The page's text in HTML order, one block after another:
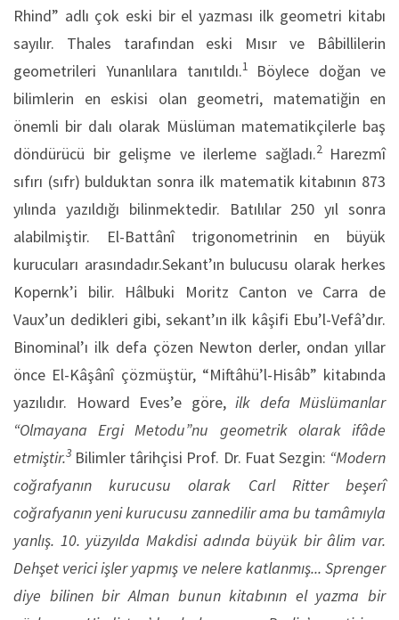
Rhind” adlı çok eski bir el yazması ilk geometri kitabı
sayılır. Thales tarafından eski Mısır ve Bâbillilerin
geometrileri Yunanlılara tanıtıldı.1 Böylece doğan ve
bilimlerin en eskisi olan geometri, matematiğin en
önemli bir dalı olarak Müslüman matematikçilerle baş
döndürücü bir gelişme ve ilerleme sağladı.2 Harezmî
sıfırı (sıfr) bulduktan sonra ilk matematik kitabının 873
yılında yazıldığı bilinmektedir. Batılılar 250 yıl sonra
alabilmiştir. El-Battânî trigonometrinin en büyük
kurucuları arasındadır.Sekant’ın bulucusu olarak herkes
Kopernk’i bilir. Hâlbuki Moritz Canton ve Carra de
Vaux’un dedikleri gibi, sekant’ın ilk kâşifi Ebu’l-Vefâ’dır.
Binominal’ı ilk defa çözen Newton derler, ondan yıllar
önce El-Kâşânî çözmüştür, “Miftâhü’l-Hisâb” kitabında
yazılıdır. Howard Eves’e göre, ilk defa Müslümanlar
“Olmayana Ergi Metodu”nu geometrik olarak ifâde
etmiştir.3 Bilimler târihçisi Prof. Dr. Fuat Sezgin: “Modern
coğrafyanın kurucusu olarak Carl Ritter beşerî
coğrafyanın yeni kurucusu zannedilir ama bu tamâmıyla
yanlış. 10. yüzyılda Makdisi adında büyük bir âlim var.
Dehşet verici işler yapmış ve nelere katlanmış... Sprenger
diye bilinen bir Alman bunun kitabının el yazma bir